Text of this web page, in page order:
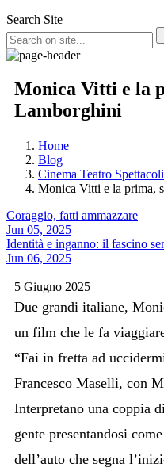
Search Site
Monica Vitti e la
Lamborghini
Home
Blog
Cinema Teatro Spettacoli
Monica Vitti e la prima,
Coraggio, fatti ammazzare
Jun 05, 2025
Identità e inganno: il fascino
Jun 06, 2025
5 Giugno 2025
Due grandi italiane,
un film che le fa
“Fai in fretta ad
Francesco Maselli, con
Interpretano una coppia
gente presentandosi
dell’auto che segna